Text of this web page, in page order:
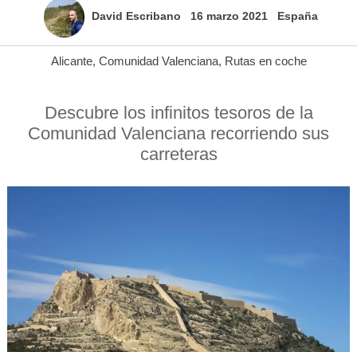
David Escribano 16 marzo 2021 España
Alicante, Comunidad Valenciana, Rutas en coche
Descubre los infinitos tesoros de la
Comunidad Valenciana recorriendo sus
carreteras